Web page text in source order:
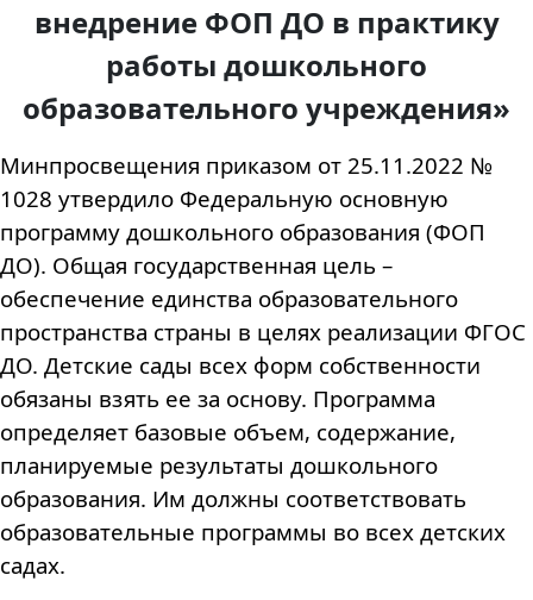
внедрение ФОП ДО в практику
работы дошкольного
образовательного учреждения»
Минпросвещения приказом от 25.11.2022 №
1028 утвердило Федеральную основную
программу дошкольного образования (ФОП
ДО). Общая государственная цель –
обеспечение единства образовательного
пространства страны в целях реализации ФГОС
ДО. Детские сады всех форм собственности
обязаны взять ее за основу. Программа
определяет базовые объем, содержание,
планируемые результаты дошкольного
образования. Им должны соответствовать
образовательные программы во всех детских
садах.